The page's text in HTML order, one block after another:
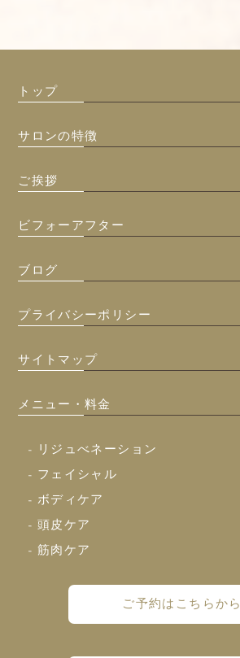
トップ
サロンの特徴
ご挨拶
ビフォーアフター
ブログ
プライバシーポリシー
サイトマップ
メニュー・料金
- リジュべネーション
- フェイシャル
- ボディケア
- 頭皮ケア
- 筋肉ケア
ご予約はこちらから